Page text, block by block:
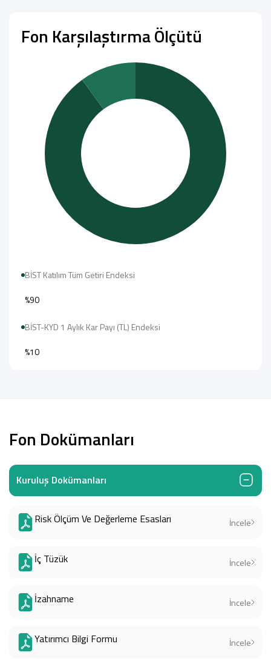
Fon Karşılaştırma Ölçütü
BİST Katılım Tüm Getiri Endeksi
%90
BİST-KYD 1 Aylık Kar Payı (TL) Endeksi
%10
Fon Dokümanları
Kuruluş Dokümanları
Risk Ölçüm Ve Değerleme Esasları İncele
İç Tüzük İncele
İzahname İncele
Yatırımcı Bilgi Formu İncele